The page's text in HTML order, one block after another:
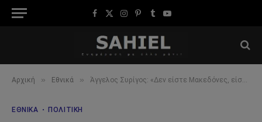
Facebook
X
Instagram
Pinterest
TumblrYouTube
Αρχική » Εθνικά » Άγγελος Συρίγος: «Δεν είστε Μακεδόνες, είστε βορειοπεριοχίτες!»
ΕΘΝΙΚΆ ΠΟΛΙΤΙΚΉ